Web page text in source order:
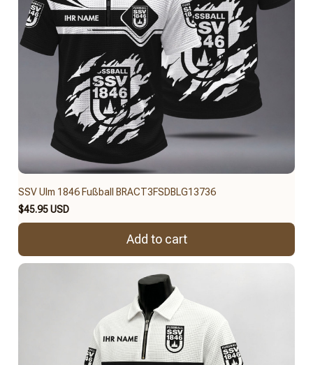
SSV Ulm 1846 Fußball BRACT3FSDBLG13736
$45.95 USD
Add to cart